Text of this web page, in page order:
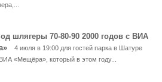
шлягеры 70-80-90 2000 годов с ВИА
4 июля в 19:00 для гостей парка в Шатуре
«Мещёра», который в этом году...